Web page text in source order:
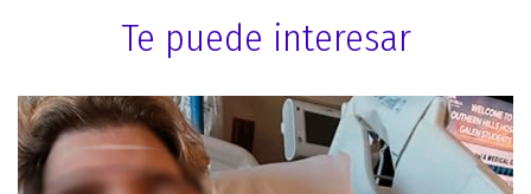
Te puede interesar